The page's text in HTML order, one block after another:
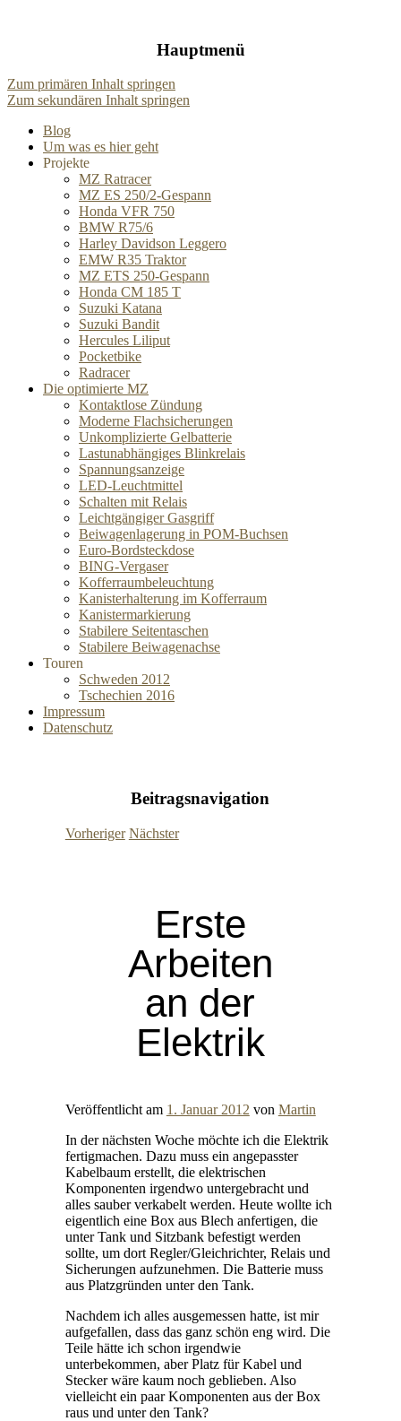
Hauptmenü
Zum primären Inhalt springen
Zum sekundären Inhalt springen
Blog
Um was es hier geht
Projekte
MZ Ratracer
MZ ES 250/2-Gespann
Honda VFR 750
BMW R75/6
Harley Davidson Leggero
EMW R35 Traktor
MZ ETS 250-Gespann
Honda CM 185 T
Suzuki Katana
Suzuki Bandit
Hercules Liliput
Pocketbike
Radracer
Die optimierte MZ
Kontaktlose Zündung
Moderne Flachsicherungen
Unkomplizierte Gelbatterie
Lastunabhängiges Blinkrelais
Spannungsanzeige
LED-Leuchtmittel
Schalten mit Relais
Leichtgängiger Gasgriff
Beiwagenlagerung in POM-Buchsen
Euro-Bordsteckdose
BING-Vergaser
Kofferraumbeleuchtung
Kanisterhalterung im Kofferraum
Kanistermarkierung
Stabilere Seitentaschen
Stabilere Beiwagenachse
Touren
Schweden 2012
Tschechien 2016
Impressum
Datenschutz
Beitragsnavigation
Vorheriger Nächster
Erste
Arbeiten
an der
Elektrik
Veröffentlicht am 1. Januar 2012 von Martin
In der nächsten Woche möchte ich die Elektrik
fertigmachen. Dazu muss ein angepasster
Kabelbaum erstellt, die elektrischen
Komponenten irgendwo untergebracht und
alles sauber verkabelt werden. Heute wollte ich
eigentlich eine Box aus Blech anfertigen, die
unter Tank und Sitzbank befestigt werden
sollte, um dort Regler/Gleichrichter, Relais und
Sicherungen aufzunehmen. Die Batterie muss
aus Platzgründen unter den Tank.
Nachdem ich alles ausgemessen hatte, ist mir
aufgefallen, dass das ganz schön eng wird. Die
Teile hätte ich schon irgendwie
unterbekommen, aber Platz für Kabel und
Stecker wäre kaum noch geblieben. Also
vielleicht ein paar Komponenten aus der Box
raus und unter den Tank?